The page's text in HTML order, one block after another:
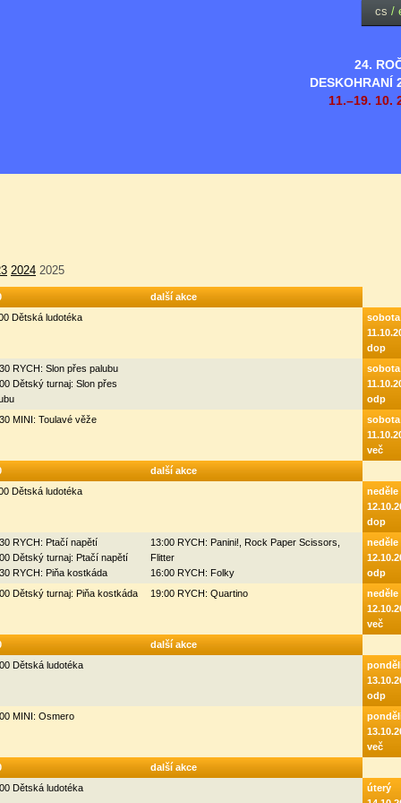
24.
DESKOHRANÍ
11.–19. 10.
cs /
2024 2025
další akce
Dětská ludotéka
sobota
dop
RYCH: Slon přes palubu
Dětský turnaj: Slon přes
sobota
odp
MINI: Toulavé věže
sobota
več
další akce
Dětská ludotéka
neděle
dop
RYCH: Ptačí napětí
Dětský turnaj: Ptačí napětí
RYCH: Piňa kostkáda
13:00 RYCH: Panini!, Rock Paper Scissors,
Flitter
16:00 RYCH: Folky
neděle
odp
Dětský turnaj: Piňa kostkáda 19:00 RYCH: Quartino
neděle
več
další akce
Dětská ludotéka
odp
MINI: Osmero
več
další akce
Dětská ludotéka
úterý